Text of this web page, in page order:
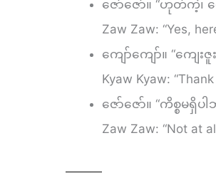
ဇော်ဇော်။ “ဟုတ်ကဲ့၊ ရ
Zaw Zaw: “Yes,
ကျော်ကျော်။ “ကျေ
Kyaw Kyaw: “Thank
ဇော်ဇော်။ “ကိစ္စမရှိပါ
Zaw Zaw: “Not at
———